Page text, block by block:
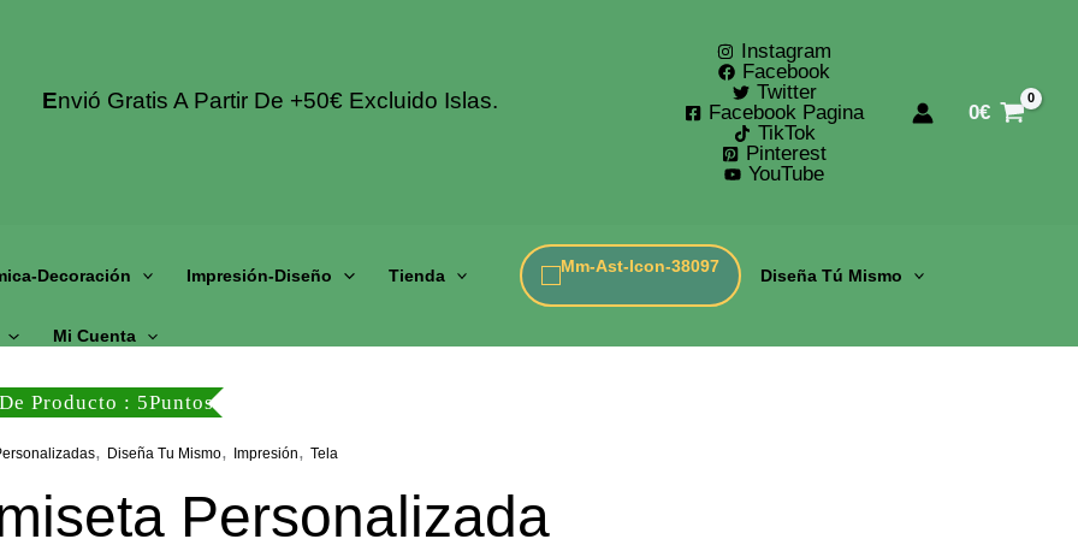
ENvió Gratis A Partir De +50€ Excluido Islas.
Instagram
Facebook
Twitter
Facebook Pagina
TikTok
Pinterest
YouTube
0€
Decoración Impresión-Diseño Tienda Diseña Tú Mismo
Mi Cuenta
Producto : 5Puntos
, Diseña Tu Mismo, Impresión,Tela
Personalizada